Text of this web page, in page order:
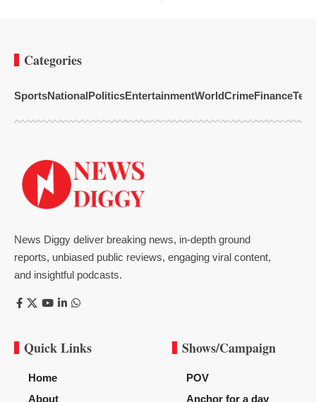
Categories
SportsNationalPoliticsEntertainmentWorldCrimeFinance
News Diggy deliver breaking news, in-depth ground
reports, unbiased public reviews, engaging viral content,
and insightful podcasts.
Quick Links
Home
About
Shows/Campaign
POV
Anchor for a day